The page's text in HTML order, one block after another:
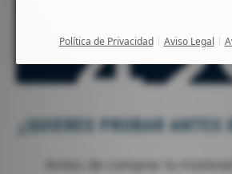
¿QUIERES PROBAR ANTES
Antes de comprar tu
Política de Privacidad Aviso Legal